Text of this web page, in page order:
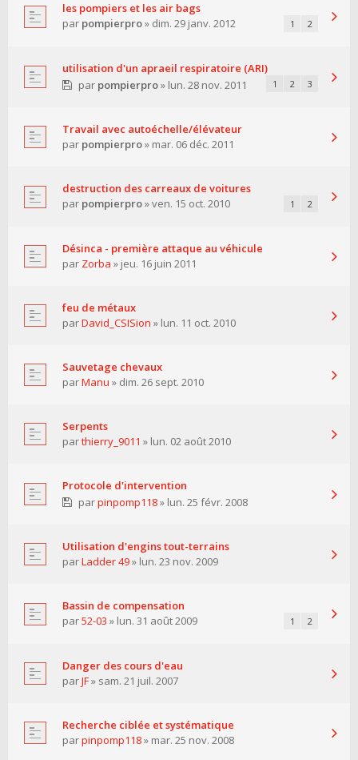
les pompiers et les air bags
par pompierpro» dim. 29 janv. 2012 1 2
utilisation d'un apraeil respiratoire (ARI)
par pompierpro» lun. 28 nov. 2011 1 2 3
Travail avec autoéchelle/élévateur
par pompierpro» mar. 06 déc. 2011
destruction des carreaux de voitures
par pompierpro» ven. 15 oct. 2010 1 2
Désinca - première attaque au véhicule
par Zorba » jeu. 16 juin 2011
feu de métaux
parDavid_CSISion » lun. 11 oct. 2010
Sauvetage chevaux
parManu » dim. 26 sept. 2010
Serpents
parthierry_9011 » lun. 02 août 2010
Protocole d'intervention
parpinpomp118» lun. 25 févr. 2008
Utilisation d'engins tout-terrains
parLadder 49» lun. 23 nov. 2009
Bassin de compensation
par52-03 » lun. 31 août 2009 1 2
Danger des cours d'eau
parJF» sam. 21 juil. 2007
Recherche ciblée et systématique
parpinpomp118» mar. 25 nov. 2008